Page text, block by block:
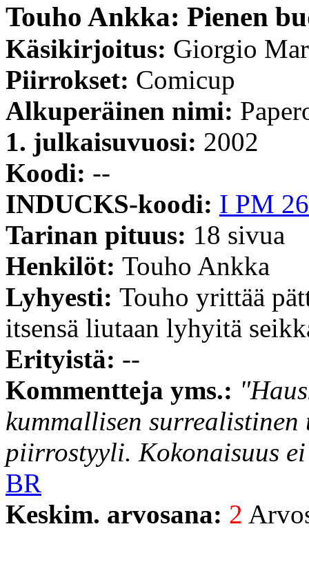
Touho Ankka: Pienen
Käsikirjoitus: Giorgio
Piirrokset: Comicup
Alkuperäinen nimi:
1. julkaisuvuosi: 2002
Koodi: --
INDUCKS-koodi: I PM
Tarinan pituus: 18 sivua
Henkilöt: Touho Ankka
Lyhyesti: Touho yrittää
itsensä liutaan lyhyitä
Erityistä: --
Kommentteja yms.:
kummallisen
piirrostyyli. Kokonaisuus
BR
Keskim. arvosana: 2